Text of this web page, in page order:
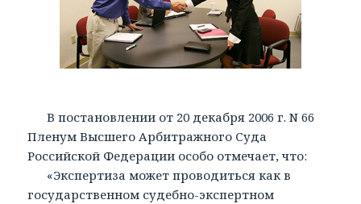
В постановлении от 20 декабря 2006 г. N 66
Пленум Высшего Арбитражного Суда
Российской Федерации особо отмечает, что:
«Экспертиза может проводиться как в
государственном судебно-экспертном